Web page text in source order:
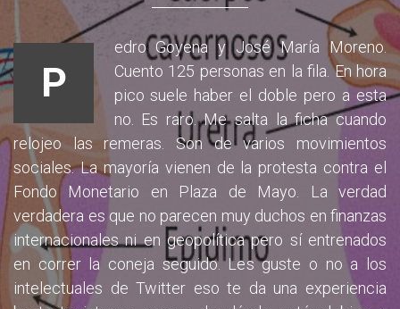
P
edro Goyena y José María Moreno.
Cuento 125 personas en la fila. En hora
pico suele haber el doble pero a esta
no. Es raro. Me salta la ficha cuando
relojeo las remeras. Son de varios movimientos
sociales. La mayoría vienen de la protesta contra el
Fondo Monetario en Plaza de Mayo. La verdad
verdadera es que no parecen muy duchos en finanzas
internacionales ni en geopolítica pero sí entrenados
en correr la coneja seguido. Les guste o no a los
intelectuales de Twitter eso te da una experiencia